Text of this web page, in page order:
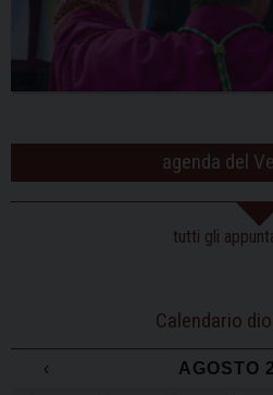
agenda del
tutti gli
Calendario
‹ AGOSTO